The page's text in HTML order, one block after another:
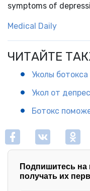
symptoms of
Medical Daily
ЧИТАЙТЕ
Уколы
Укол от
Ботокс
Подпишитесь на
получать их